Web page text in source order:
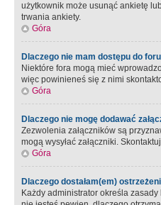
użytkownik może usunąć ankietę
trwania ankiety.
Góra
Dlaczego nie mam dostępu do
Niektóre fora mogą mieć
więc powinieneś się z nimi
Góra
Dlaczego nie mogę dodawać
Zezwolenia załączników są
mogą wysyłać załączniki.
Góra
Dlaczego dostałam(em)
Każdy administrator określa